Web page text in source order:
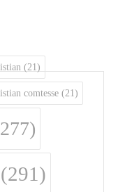
(21)
comtesse (21)
(291)